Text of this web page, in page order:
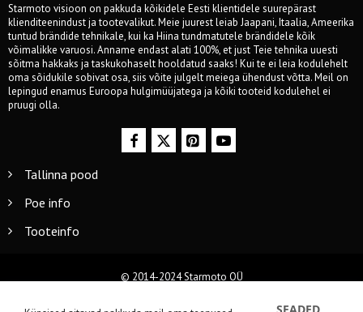
Starmoto visioon on pakkuda kõikidele Eesti klientidele suurepärast
klienditeenindust ja tootevalikut. Meie juurest leiab Jaapani, Itaalia, Ameerika
tuntud brändide tehnikale, kui ka Hiina tundmatutele brändidele kõik
võimalikke varuosi. Anname endast alati 100%, et just Teie tehnika uuesti
sõitma hakkaks ja taskukohaselt hooldatud saaks! Kui te ei leia kodulehelt
oma sõidukile sobivat osa, siis võite julgelt meiega ühendust võtta. Meil on
lepingud enamus Euroopa hulgimüüjatega ja kõiki tooteid kodulehel ei
pruugi olla.
Tallinna pood
Poe info
Tooteinfo
© 2014-2024 Starmoto OÜ